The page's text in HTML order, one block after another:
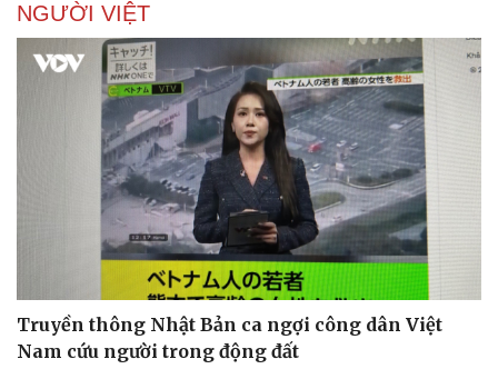
NGƯỜI VIỆT
Truyền thông Nhật Bản ca ngợi công dân Việt
Nam cứu người trong động đất